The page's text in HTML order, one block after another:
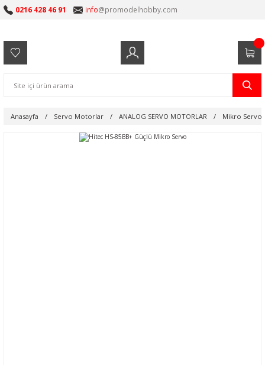
0216 428 46 91 info@promodelhobby.com
Anasayfa Servo Motorlar ANALOG SERVO MOTORLAR Mikro